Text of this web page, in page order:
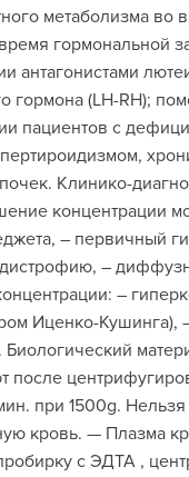
метаболизма во
гормональной
антагонистами
(LH-RH);
пациентов с
Клинико-
концентрации
– первичный
–
–
Иценко-Кушинга),
Биологический
после
при 1500g.
кровь. — Плазма
с ЭДТА ,